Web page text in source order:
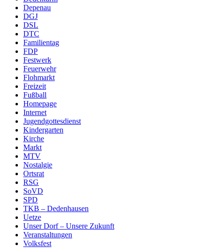
Depenau
DGJ
DSL
DTC
Familientag
FDP
Festwerk
Feuerwehr
Flohmarkt
Freizeit
Fußball
Homepage
Internet
Jugendgottesdienst
Kindergarten
Kirche
Markt
MTV
Nostalgie
Ortsrat
RSG
SoVD
SPD
TKB – Dedenhausen
Uetze
Unser Dorf – Unsere Zukunft
Veranstaltungen
Volksfest